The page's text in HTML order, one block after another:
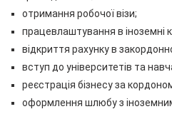
отримання робочої візи;
працевлаштування в іноземні
відкриття рахунку в
вступ до університетів та
реєстрація бізнесу за
оформлення шлюбу з